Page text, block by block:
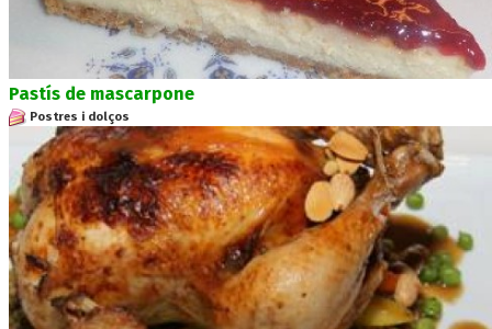
Pastís de mascarpone
Postres i dolços